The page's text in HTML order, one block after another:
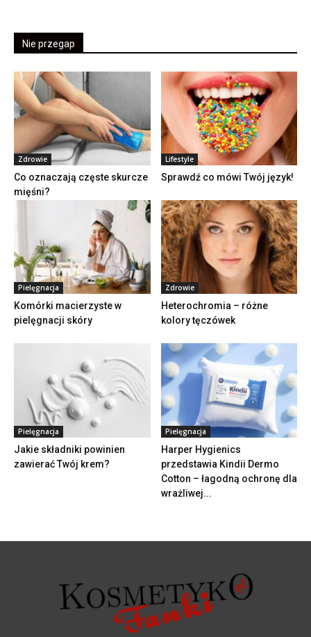
Nie przegap
Zdrowie
Co oznaczają częste skurcze
mięśni?
Lifestyle
Sprawdź co mówi Twój język!
Pielęgnacja
Komórki macierzyste w
pielęgnacji skóry
Zdrowie
Heterochromia – różne
kolory tęczówek
Pielęgnacja
Jakie składniki powinien
zawierać Twój krem?
Pielęgnacja
Harper Hygienics
przedstawia Kindii Dermo
Cotton – łagodną ochronę dla
wrażliwej...